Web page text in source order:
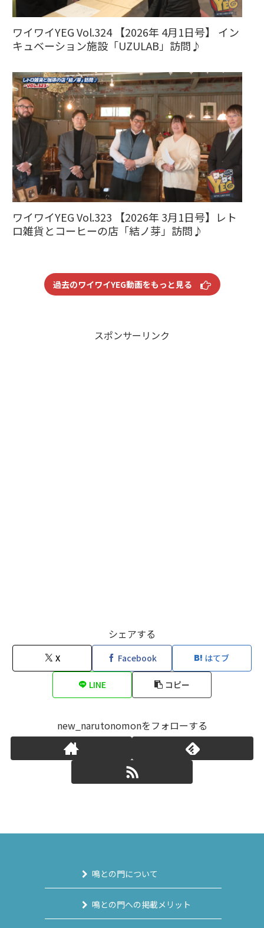
ワイワイYEG Vol.324 【2026年 4月1日号】 イン
キュベーション施設「UZULAB」訪問♪
ワイワイYEG Vol.323 【2026年 3月1日号】レト
ロ雑貨とコーヒーの店「結ノ芽」訪問♪
過去のワイワイYEG動画をもっと見る
スポンサーリンク
シェアする
X Facebook はてブ
LINE コピー
new_narutonomonをフォローする
鳴との門について
鳴との門への掲載メリット